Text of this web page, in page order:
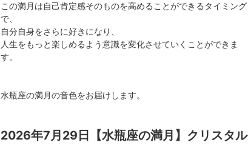
この満月は自己肯定感そのものを高めることができるタイミング
で、
自分自身をさらに好きになり、
人生をもっと楽しめるよう意識を変化させていくことができま
す。
水瓶座の満月の音色をお届けします。
2026年7月29日【水瓶座の満月】クリスタル